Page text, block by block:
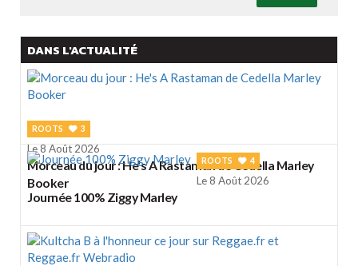
DANS L'ACTUALITÉ
ROOTS 3
Le 8 Août 2026
Morceau du jour : He's A Rastaman de Cedella Marley
Booker
ROOTS 4
Le 8 Août 2026
Journée 100% Ziggy Marley